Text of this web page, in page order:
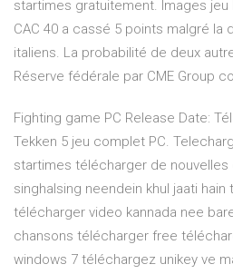
startimes gratuitement. Images jeu
CAC 40 a cassé 5 points malgré
italiens. La probabilité de deux
Réserve fédérale par CME Group
Fighting game PC Release Date:
Tekken 5 jeu complet PC.
startimes télécharger de
singhalsing neendein khul jaati hain
télécharger video kannada nee
chansons télécharger free
windows 7 téléchargez unikey ve